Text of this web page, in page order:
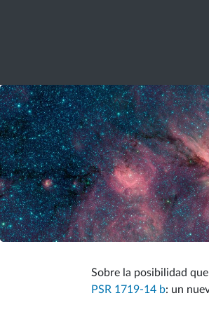
Sobre la posibilidad que
PSR 1719-14 b: un